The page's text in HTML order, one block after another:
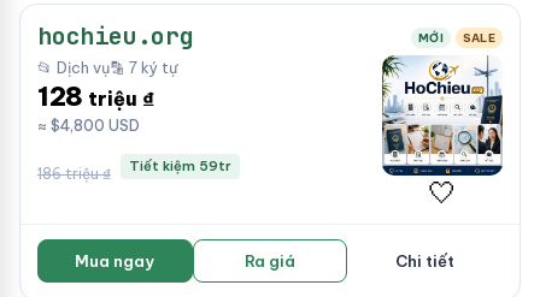
hochieu.org MỚI SALE
📂 Dịch vụ🔡 7 ký tự
128 triệu ₫
≈ $4,800 USD
186 triệu ₫ Tiết kiệm 59tr
🤍
Mua ngay Ra giá Chi tiết